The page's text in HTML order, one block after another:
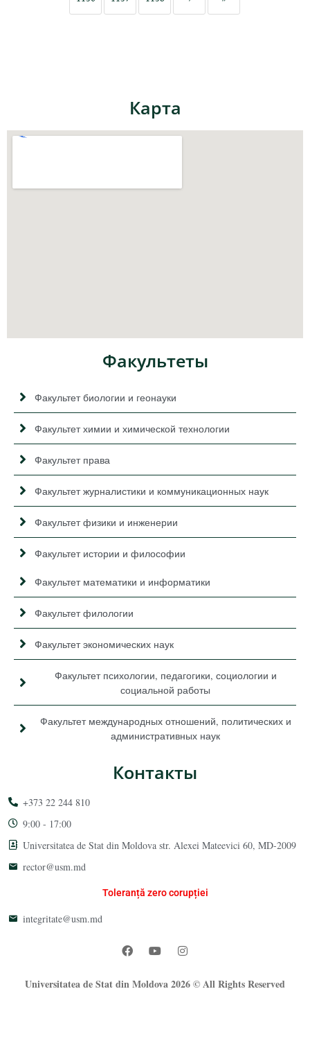
Карта
Факультеты
Факультет биологии и геонауки
Факультет химии и химической технологии
Факультет права
Факультет журналистики и коммуникационных наук
Факультет физики и инженерии
Факультет истории и философии
Факультет математики и информатики
Факультет филологии
Факультет экономических наук
Факультет психологии, педагогики, социологии и
социальной работы
Факультет международных отношений, политических и
административных наук
Контакты
+373 22 244 810
9:00 - 17:00
Universitatea de Stat din Moldova str. Alexei Mateevici 60, MD-2009
rector@usm.md
Toleranță zero corupției
integritate@usm.md
Universitatea de Stat din Moldova 2026 © All Rights Reserved